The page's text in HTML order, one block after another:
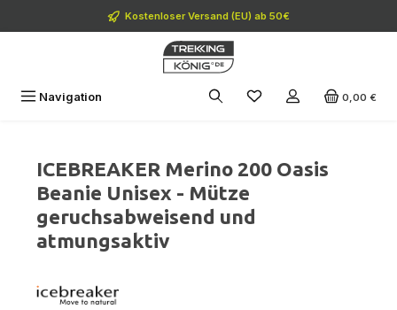
Zum Hauptinhalt springenKostenloser Versand (EU) ab 50€
Navigation 0,00 €
ICEBREAKER Merino 200 Oasis
Beanie Unisex - Mütze
geruchsabweisend und
atmungsaktiv